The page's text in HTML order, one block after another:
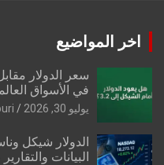
اخر المواضيع
سعر الدولار
في الأسواق
يوليو 30, 2026
الدولار شيكل
البيانات